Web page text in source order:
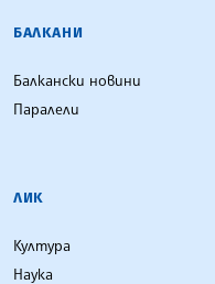
БАЛКАНИ
Балкански новини
Паралели
ЛИК
Култура
Наука